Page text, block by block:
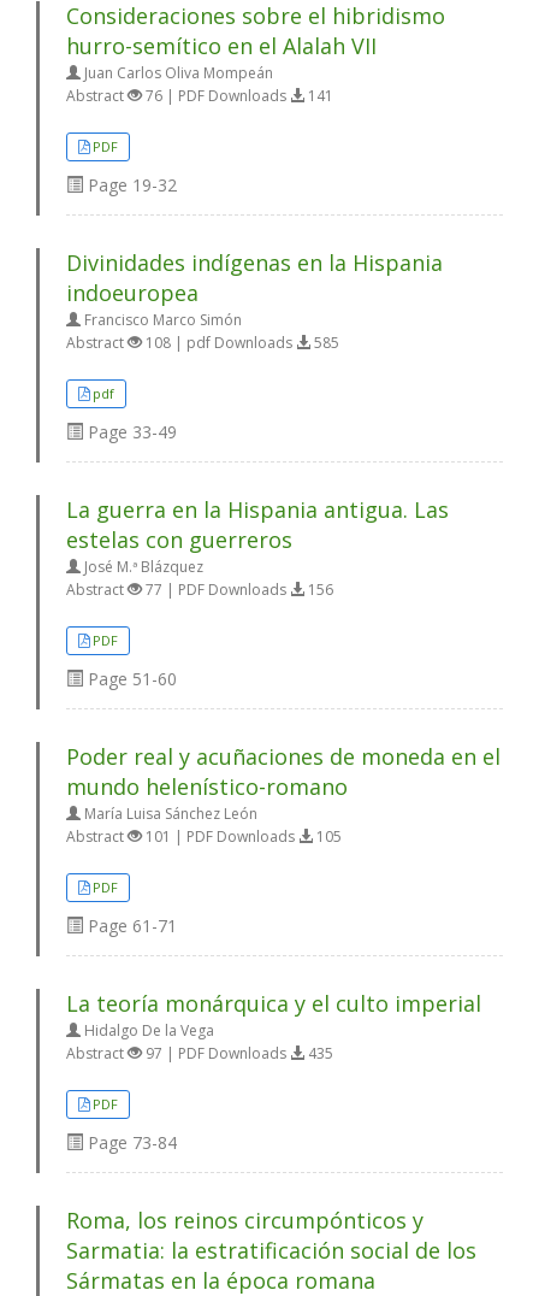
Consideraciones sobre el hibridismo
hurro-semítico en el Alalah VII
Juan Carlos Oliva Mompeán
Abstract
76 | PDF Downloads 141
PDF
Page 19-32
Divinidades indígenas en la Hispania
indoeuropea
Francisco Marco Simón
Abstract
108 | pdf Downloads 585
pdf
Page 33-49
La guerra en la Hispania antigua. Las
estelas con guerreros
José M.ª Blázquez
Abstract
77 | PDF Downloads 156
PDF
Page 51-60
Poder real y acuñaciones de moneda en el
mundo helenístico-romano
María Luisa Sánchez León
Abstract
101 | PDF Downloads 105
PDF
Page 61-71
La teoría monárquica y el culto imperial
Hidalgo De la Vega
Abstract
97 | PDF Downloads 435
PDF
Page 73-84
Roma, los reinos circumpónticos y
Sarmatia: la estratificación social de los
Sármatas en la época romana